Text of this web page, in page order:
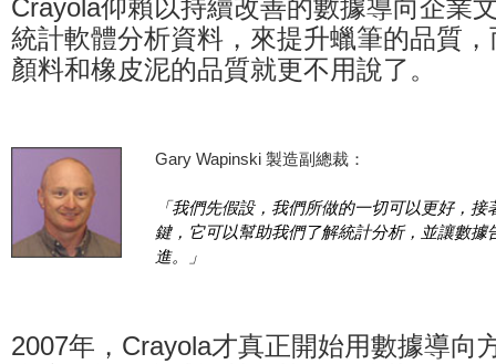
Crayola仰賴以持續改善的數據導向企業
統計軟體分析資料，來提升蠟筆的品質
顏料和橡皮泥的品質就更不用說了。
Gary Wapinski 製造副總裁：
「我們先假設，我們所做的一切可以更好，
鍵，它可以幫助我們了解統計分析，並讓數據
進。」
2007年，Crayola才真正開始用數據導向